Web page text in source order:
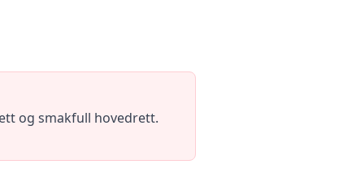
og smakfull hovedrett.